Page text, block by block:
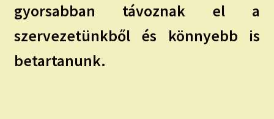
gyorsabban távoznak el a
szervezetünkből és könnyebb is
betartanunk.